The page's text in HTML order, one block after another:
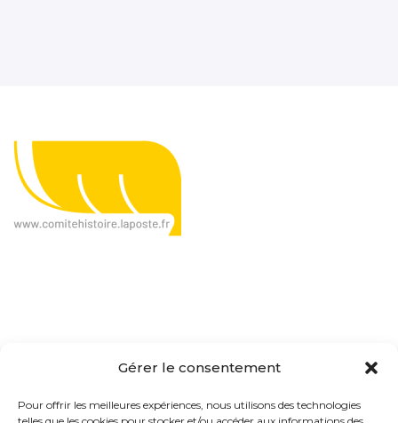
Gérer le consentement
Pour offrir les meilleures expériences, nous utilisons des technologies
Présentation